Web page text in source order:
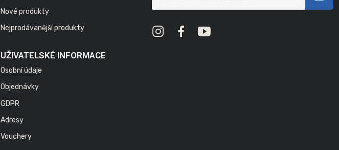
Nové produkty
Nejprodávanější produkty
UŽIVATELSKÉ INFORMACE
Osobní údaje
Objednávky
GDPR
Adresy
Vouchery